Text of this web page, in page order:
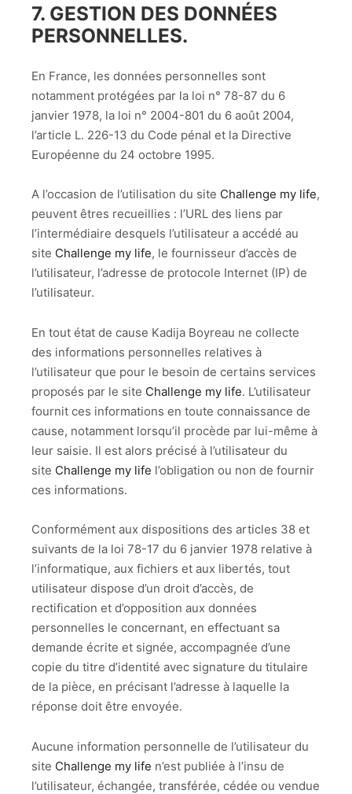
7. GESTION DES DONNÉES
PERSONNELLES.
En France, les données personnelles sont
notamment protégées par la loi n° 78-87 du 6
janvier 1978, la loi n° 2004-801 du 6 août 2004,
l’article L. 226-13 du Code pénal et la Directive
Européenne du 24 octobre 1995.
A l’occasion de l’utilisation du site Challenge my life,
peuvent êtres recueillies : l’URL des liens par
l’intermédiaire desquels l’utilisateur a accédé au
site Challenge my life, le fournisseur d’accès de
l’utilisateur, l’adresse de protocole Internet (IP) de
l’utilisateur.
En tout état de cause Kadija Boyreau ne collecte
des informations personnelles relatives à
l’utilisateur que pour le besoin de certains services
proposés par le site Challenge my life. L’utilisateur
fournit ces informations en toute connaissance de
cause, notamment lorsqu’il procède par lui-même à
leur saisie. Il est alors précisé à l’utilisateur du
site Challenge my life l’obligation ou non de fournir
ces informations.
Conformément aux dispositions des articles 38 et
suivants de la loi 78-17 du 6 janvier 1978 relative à
l’informatique, aux fichiers et aux libertés, tout
utilisateur dispose d’un droit d’accès, de
rectification et d’opposition aux données
personnelles le concernant, en effectuant sa
demande écrite et signée, accompagnée d’une
copie du titre d’identité avec signature du titulaire
de la pièce, en précisant l’adresse à laquelle la
réponse doit être envoyée.
Aucune information personnelle de l’utilisateur du
site Challenge my life n’est publiée à l’insu de
l’utilisateur, échangée, transférée, cédée ou vendue